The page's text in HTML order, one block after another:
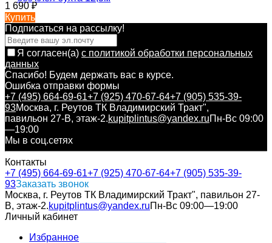
1 690₽
Купить
Подписаться на рассылкy!
Я согласен(a) с политикой обработки персональных
данных
Спасибо! Будем держать вас в курсе.
Ошибка отправки формы
+7 (495) 664-69-61+7 (925) 470-67-64+7 (905) 535-39-
93Москва, г. Реутов ТК Владимирский Тракт",
павильон 27-В, этаж-2.kupitplintus@yandex.ruПн-Вс 09:00
—19:00
Мы в соц.сетях
Контакты
+7 (495) 664-69-61+7 (925) 470-67-64+7 (905) 535-39-
93Заказать звонок
Москва, г. Реутов ТК Владимирский Тракт", павильон 27-
В, этаж-2.kupitplintus@yandex.ruПн-Вс 09:00—19:00
Личный кабинет
Избранное